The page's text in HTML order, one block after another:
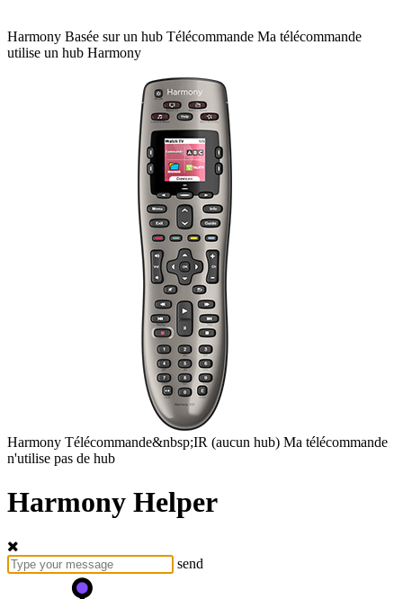
Harmony Basée sur un hub Télécommande Ma télécommande
utilise un hub Harmony
Harmony Télécommande&nbsp;IR (aucun hub) Ma télécommande
n'utilise pas de hub
Harmony Helper
send